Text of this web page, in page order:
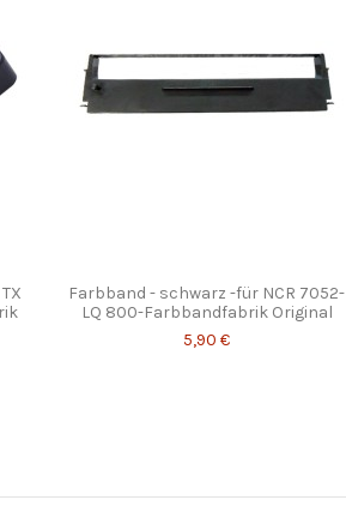
Farbband - schwarz -für NCR 7052-
LQ 800-Farbbandfabrik Original
5,90 €